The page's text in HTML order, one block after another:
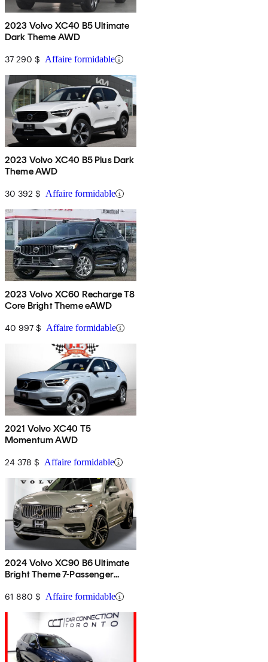
2023 Volvo XC40 B5 Ultimate
Dark Theme AWD
37 290 $ Affaire formidable
2023 Volvo XC40 B5 Plus Dark
Theme AWD
30 392 $ Affaire formidable
2023 Volvo XC60 Recharge T8
Core Bright Theme eAWD
40 997 $ Affaire formidable
2021 Volvo XC40 T5
Momentum AWD
24 378 $ Affaire formidable
2024 Volvo XC90 B6 Ultimate
Bright Theme 7-Passenger
61 880 $ Affaire formidable